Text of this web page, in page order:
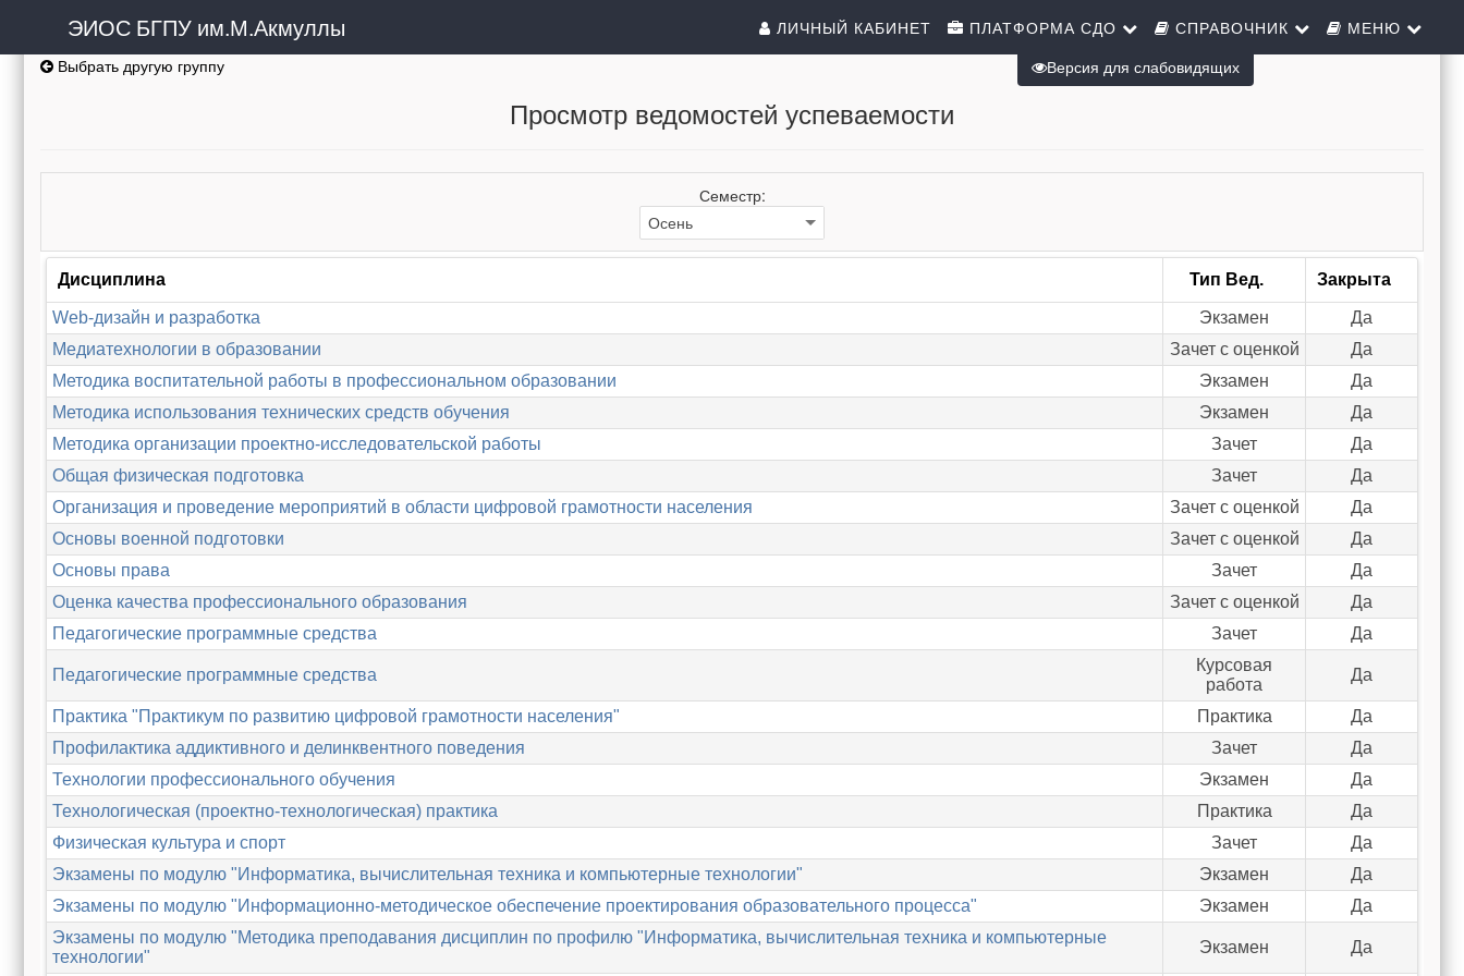
ЭИОС БГПУ им.М.Акмуллы ЛИЧНЫЙ КАБИНЕТ ПЛАТФОРМА СДО СПРАВОЧНИК МЕНЮ
Выбрать другую группу
Просмотр ведомостей успеваемости
Семестр:
Дисциплина Тип Вед. Закрыта
Web-дизайн и разработка Экзамен
Да
Медиатехнологии в образовании
Зачет с оценкой
Да
Методика воспитательной работы в профессиональном образовании
Экзамен
Да
Методика использования технических средств обучения
Экзамен
Да
Методика организации проектно-исследовательской работы
Зачет
Да
Общая физическая подготовка
Зачет
Да
Организация и проведение мероприятий в области цифровой грамотности населения
Зачет с оценкой
Да
Основы военной подготовки
Зачет с оценкой
Да
Основы права
Зачет
Да
Оценка качества профессионального образования
Зачет с оценкой
Да
Педагогические программные средства
Зачет Да
Педагогические программные средства
Курсовая
работа
Да
Практика "Практикум по развитию цифровой грамотности населения" Практика
Да
Профилактика аддиктивного и делинквентного поведения
Зачет
Да
Технологии профессионального обучения
Экзамен
Да
Технологическая (проектно-технологическая) практика
Практика
Да
Физическая культура и спорт
Зачет
Да
Экзамены по модулю "Информатика, вычислительная техника и компьютерные технологии"
Экзамен
Да
Экзамены по модулю "Информационно-методическое обеспечение проектирования образовательного процесса"
Экзамен
Да
Экзамены по модулю "Методика преподавания дисциплин по профилю "Информатика, вычислительная техника и компьютерные
технологии"
Экзамен Да
Версия для слабовидящих